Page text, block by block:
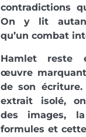
contradictions
On y lit
qu’un combat
Hamlet reste
œuvre
de son
extrait isolé,
des images,
formules et